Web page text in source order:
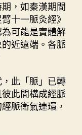
，如秦漢期間
十一脈灸經》
可能是實體解
近遠端。各脈
此「脈」已轉
此間構成經脈
脈衛氣連環，